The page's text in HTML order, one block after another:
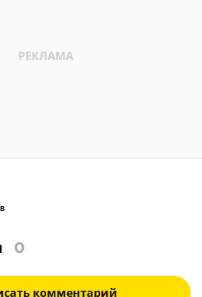
0
комментарий